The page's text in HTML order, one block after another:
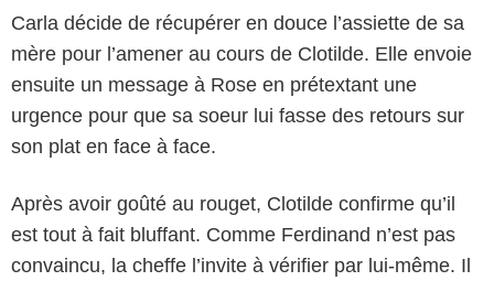
Carla décide de récupérer en douce l’assiette de sa
mère pour l’amener au cours de Clotilde. Elle envoie
ensuite un message à Rose en prétextant une
urgence pour que sa soeur lui fasse des retours sur
son plat en face à face.
Après avoir goûté au rouget, Clotilde confirme qu’il
est tout à fait bluffant. Comme Ferdinand n’est pas
convaincu, la cheffe l’invite à vérifier par lui-même. Il